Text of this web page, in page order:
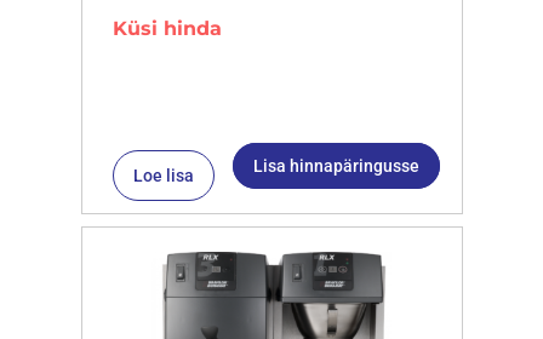
Küsi hinda
Loe lisa Lisa hinnapäringusse